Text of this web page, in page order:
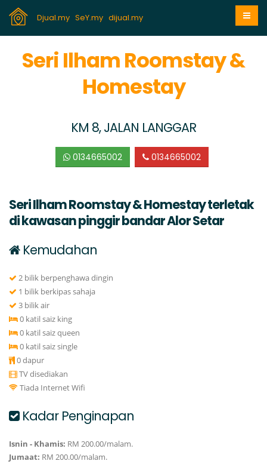
Djual.my SeY.my dijual.my
Seri Ilham Roomstay &
Homestay
KM 8, JALAN LANGGAR
0134665002 0134665002
Seri Ilham Roomstay & Homestay terletak
di kawasan pinggir bandar Alor Setar
Kemudahan
2 bilik berpenghawa dingin
1 bilik berkipas sahaja
3 bilik air
0 katil saiz king
0 katil saiz queen
0 katil saiz single
0 dapur
TV disediakan
Tiada Internet Wifi
Kadar Penginapan
Isnin - Khamis: RM 200.00/malam.
Jumaat: RM 200.00/malam.